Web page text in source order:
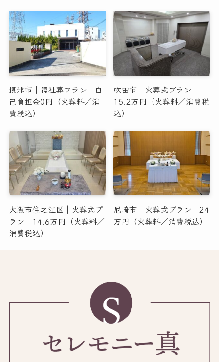
摂津市｜福祉葬プラン 自
己負担金0円（火葬料／消
費税込）
吹田市｜火葬式プラン
15.2万円（火葬料／消費税
込）
大阪市住之江区｜火葬式プ
ラン 14.6万円（火葬料／
消費税込）
尼崎市｜火葬式プラン 24
万円（火葬料／消費税込）